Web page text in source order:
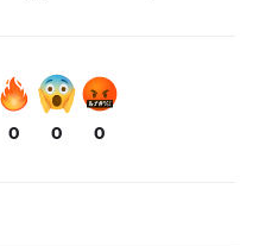
0 0 0